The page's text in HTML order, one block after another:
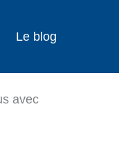
Le blog
avec